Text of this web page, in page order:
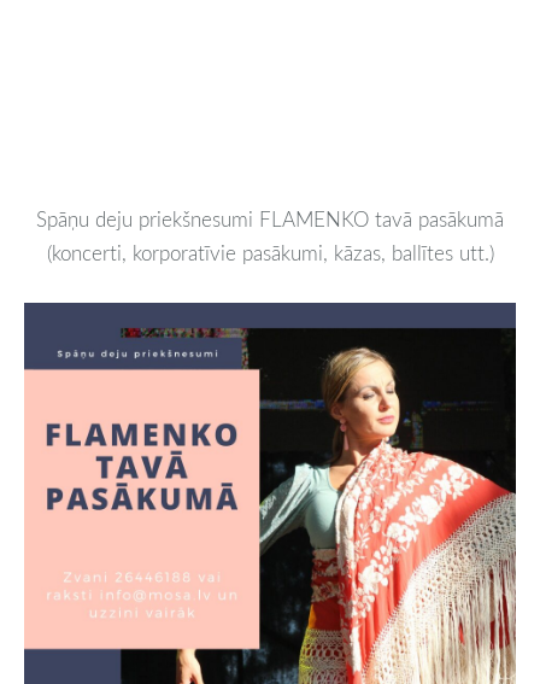
Spāņu deju priekšnesumi FLAMENKO tavā pasākumā
(koncerti, korporatīvie pasākumi, kāzas, ballītes utt.)